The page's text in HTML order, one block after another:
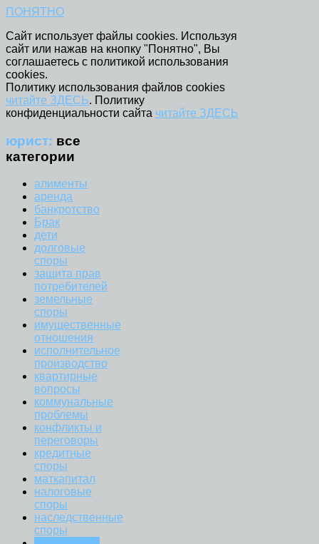
ПОНЯТНО
Сайт использует файлы cookies. Используя
сайт или нажав на кнопку "Понятно", Вы
соглашаетесь с политикой использования
cookies.
Политику использования файлов cookies
читайте ЗДЕСЬ. Политику
конфиденциальности сайта читайте ЗДЕСЬ
юрист: все
категории
алименты
аренда
банкротство
Брак
дети
долговые
споры
защита прав
потребителей
земельные
споры
имущественные
отношения
исполнительное
производство
квартирные
вопросы
коммунальные
проблемы
конфликты и
переговоры
кредитные
споры
маткапитал
налоговые
споры
наследственные
споры